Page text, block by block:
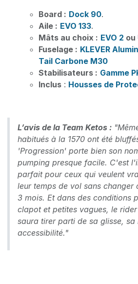
Board : Dock 90.
Aile : EVO 133.
Mâts au choix : EVO 2 ou
Fuselage : KLEVER
Tail Carbone M30
Stabilisateurs : Gamme
Inclus : Housses de
L’avis de la Team Ketos :
habitués à la 1570 ont été
'Progression' porte bien son
pumping presque facile. C'est
parfait pour ceux qui veulent
leur temps de vol sans changer
3 mois. Et dans des conditions
clapot et petites vagues, le
saura tirer parti de sa glisse, sa
accessibilité."